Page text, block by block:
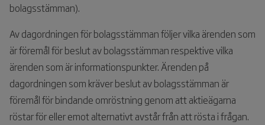
bolagsstämman).
Av dagordningen för bolagsstämman följer vilka ärenden som
är föremål för beslut av bolagsstämman respektive vilka
ärenden som är informationspunkter. Ärenden på
dagordningen som kräver beslut av bolagsstämman är
föremål för bindande omröstning genom att aktieägarna
röstar för eller emot alternativt avstår från att rösta i frågan.